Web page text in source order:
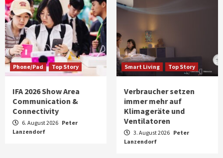
Phone/Pad Top Story
IFA 2026 Show Area
Communication &
Connectivity
6. August 2026 Peter
Lanzendorf
Smart Living Top Story
Verbraucher setzen
immer mehr auf
Klimageräte und
Ventilatoren
3. August 2026 Peter
Lanzendorf